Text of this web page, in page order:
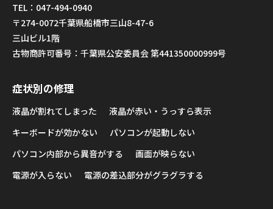
TEL：047-494-0940
〒274-0072千葉県船橋市三山8-47-6
三山ビル1階
古物商許可番号：千葉県公安委員会 第441350000999号
症状別の修理
液晶が割れてしまった
液晶が赤い・うっすら表示
キーボードが効かない
パソコンが起動しない
パソコン内部から異音がする
画面が映らない
電源が入らない
電源の差込部分がグラグラする